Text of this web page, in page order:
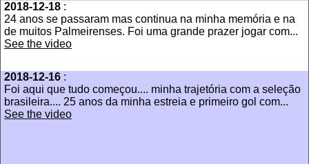
2018-12-18 :
24 anos se passaram mas continua na minha memória e na
de muitos Palmeirenses. Foi uma grande prazer jogar com...
See the video
2018-12-16 :
Foi aqui que tudo começou.... minha trajetória com a seleção
brasileira.... 25 anos da minha estreia e primeiro gol com...
See the video